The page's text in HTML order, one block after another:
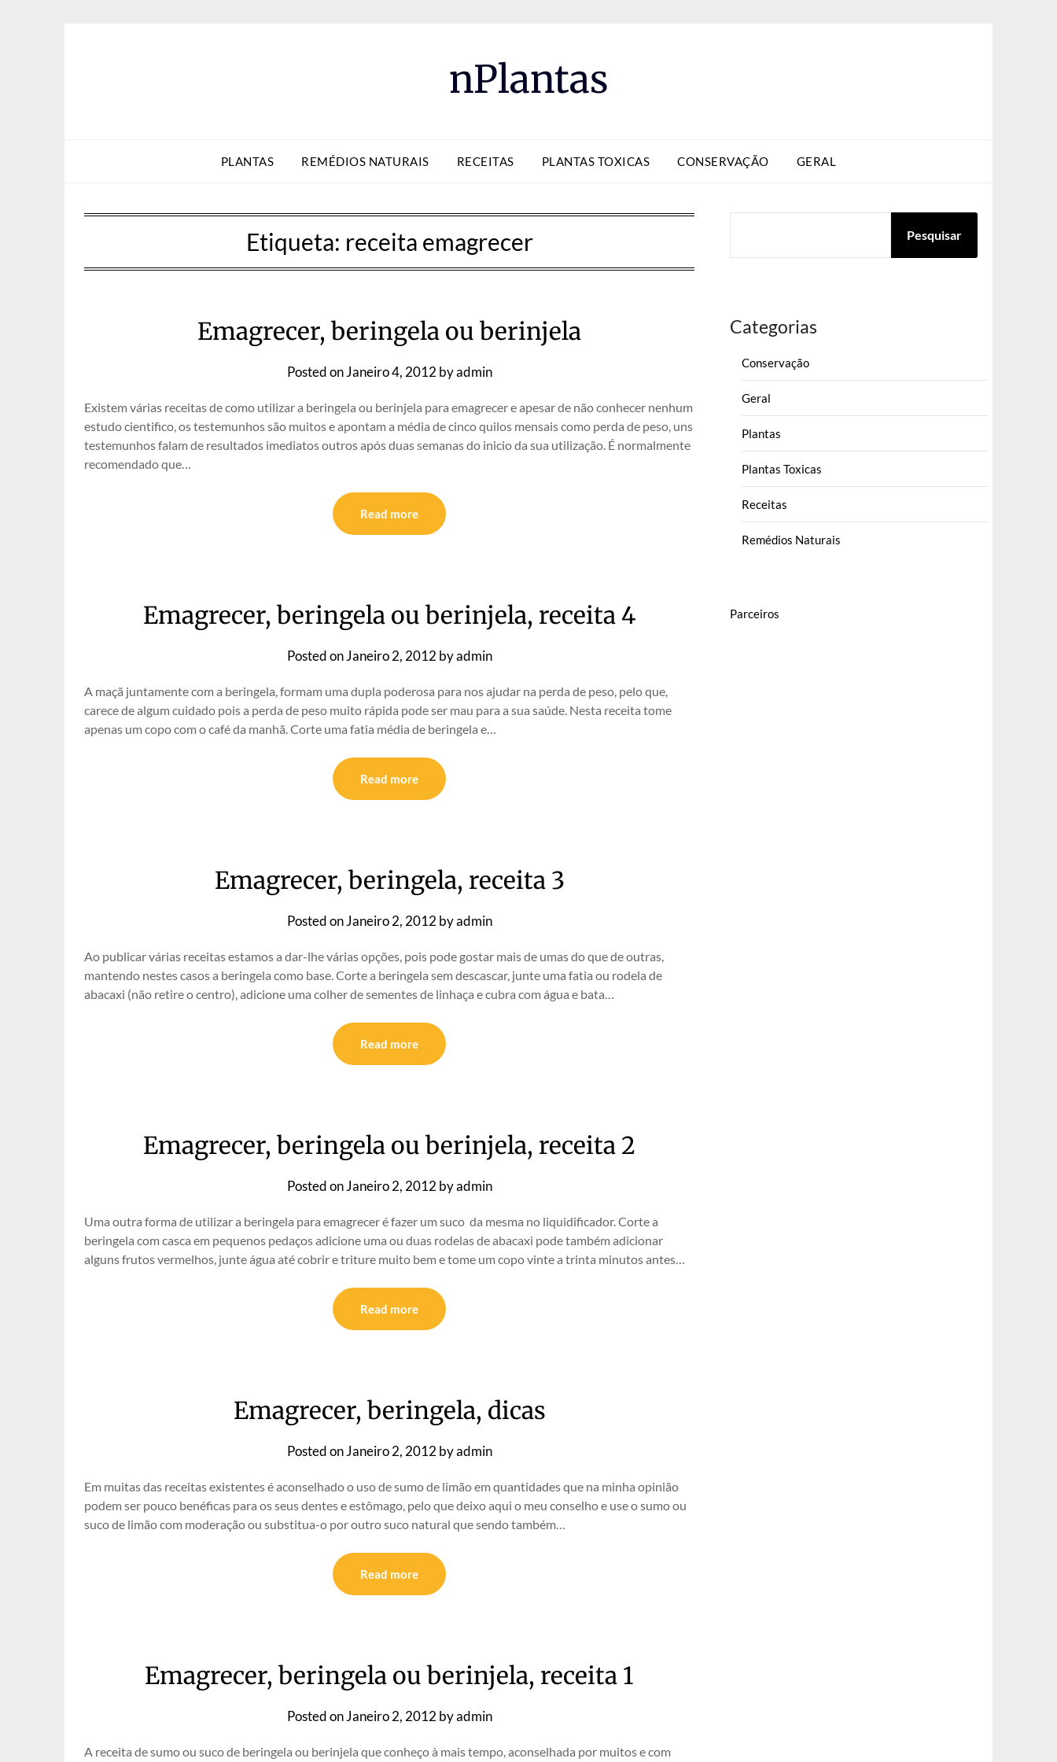
nPlantas
PLANTAS REMÉDIOS NATURAIS RECEITAS PLANTAS TOXICAS CONSERVAÇÃO GERAL
Etiqueta: receita emagrecer
Emagrecer, beringela ou berinjela
Posted onJaneiro 4, 2012 byadmin
Existem várias receitas de como utilizar a beringela ou berinjela para emagrecer e apesar de não conhecer nenhum
estudo cientifico, os testemunhos são muitos e apontam a média de cinco quilos mensais como perda de peso, uns
testemunhos falam de resultados imediatos outros após duas semanas do inicio da sua utilização. É normalmente
recomendado que…
Read more
Emagrecer, beringela ou berinjela, receita 4
Posted onJaneiro 2, 2012 byadmin
A maçã juntamente com a beringela, formam uma dupla poderosa para nos ajudar na perda de peso, pelo que,
carece de algum cuidado pois a perda de peso muito rápida pode ser mau para a sua saúde. Nesta receita tome
apenas um copo com o café da manhã. Corte uma fatia média de beringela e…
Read more
Emagrecer, beringela, receita 3
Posted onJaneiro 2, 2012 byadmin
Ao publicar várias receitas estamos a dar-lhe várias opções, pois pode gostar mais de umas do que de outras,
mantendo nestes casos a beringela como base. Corte a beringela sem descascar, junte uma fatia ou rodela de
abacaxi (não retire o centro), adicione uma colher de sementes de linhaça e cubra com água e bata…
Read more
Emagrecer, beringela ou berinjela, receita 2
Posted onJaneiro 2, 2012 byadmin
Uma outra forma de utilizar a beringela para emagrecer é fazer um suco da mesma no liquidificador. Corte a
beringela com casca em pequenos pedaços adicione uma ou duas rodelas de abacaxi pode também adicionar
alguns frutos vermelhos, junte água até cobrir e triture muito bem e tome um copo vinte a trinta minutos antes…
Read more
Emagrecer, beringela, dicas
Posted onJaneiro 2, 2012 byadmin
Em muitas das receitas existentes é aconselhado o uso de sumo de limão em quantidades que na minha opinião
podem ser pouco benéficas para os seus dentes e estômago, pelo que deixo aqui o meu conselho e use o sumo ou
suco de limão com moderação ou substitua-o por outro suco natural que sendo também…
Read more
Emagrecer, beringela ou berinjela, receita 1
Posted onJaneiro 2, 2012 byadmin
A receita de sumo ou suco de beringela ou berinjela que conheço à mais tempo, aconselhada por muitos e com
Pesquisar
Categorias
Conservação
Geral
Plantas
Plantas Toxicas
Receitas
Remédios Naturais
Parceiros